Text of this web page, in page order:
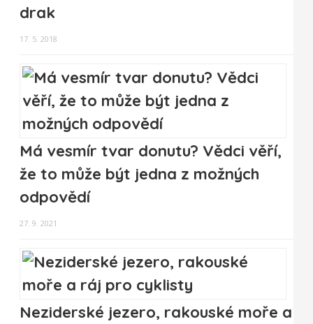
drak
17. 5. 2018
Má vesmír tvar donutu? Vědci věří,
že to může být jedna z možných
odpovědí
27. 9. 2021
Neziderské jezero, rakouské moře a